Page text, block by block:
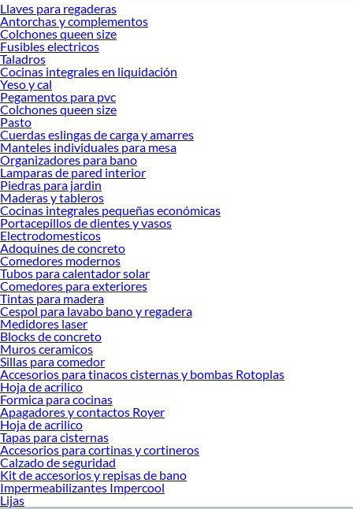
Llaves para regaderas
Antorchas y complementos
Colchones queen size
Fusibles electricos
Taladros
Cocinas integrales en liquidación
Yeso y cal
Pegamentos para pvc
Colchones queen size
Pasto
Cuerdas eslingas de carga y amarres
Manteles individuales para mesa
Organizadores para bano
Lamparas de pared interior
Piedras para jardin
Maderas y tableros
Cocinas integrales pequeñas económicas
Portacepillos de dientes y vasos
Electrodomesticos
Adoquines de concreto
Comedores modernos
Tubos para calentador solar
Comedores para exteriores
Tintas para madera
Cespol para lavabo bano y regadera
Medidores laser
Blocks de concreto
Muros ceramicos
Sillas para comedor
Accesorios para tinacos cisternas y bombas Rotoplas
Hoja de acrilico
Formica para cocinas
Apagadores y contactos Royer
Hoja de acrilico
Tapas para cisternas
Accesorios para cortinas y cortineros
Calzado de seguridad
Kit de accesorios y repisas de bano
Impermeabilizantes Impercool
Lijas